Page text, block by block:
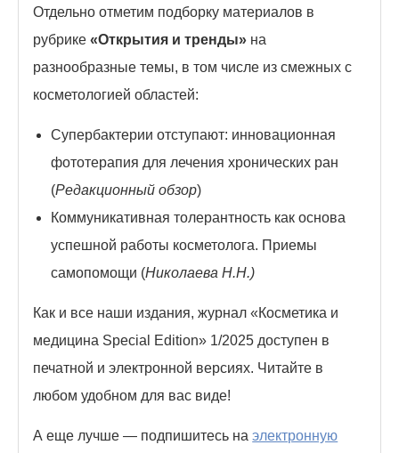
Отдельно отметим подборку материалов в
рубрике«Открытия и тренды» на
разнообразные темы, в том числе из смежных с
косметологией областей:
Супербактерии отступают: инновационная
фототерапия для лечения хронических ран
(Редакционный обзор)
Коммуникативная толерантность как основа
успешной работы косметолога. Приемы
самопомощи (Николаева Н.Н.)
Как и все наши издания, журнал «Косметика и
медицина Special Edition» 1/2025 доступен в
печатной и электронной версиях. Читайте в
любом удобном для вас виде!
А еще лучше — подпишитесь наэлектронную